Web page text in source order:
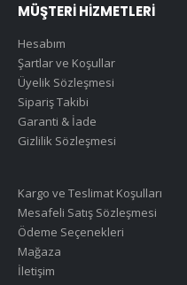
MÜŞTERİ HİZMETLERİ
Hesabım
Şartlar ve Koşullar
Üyelik Sözleşmesi
Sipariş Takibi
Garanti & İade
Gizlilik Sözleşmesi
Kargo ve Teslimat Koşulları
Mesafeli Satış Sözleşmesi
Ödeme Seçenekleri
Mağaza
İletişim